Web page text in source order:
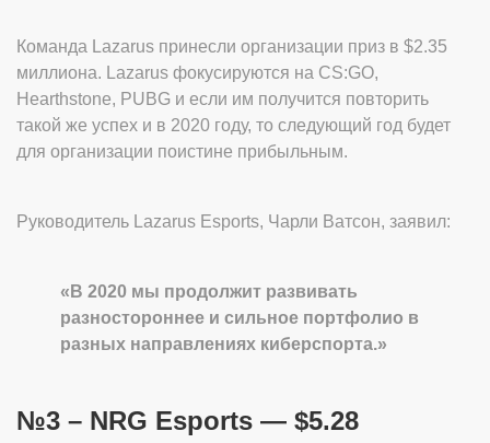
Команда Lazarus принесли организации приз в $2.35
миллиона. Lazarus фокусируются на CS:GO,
Hearthstone, PUBG и если им получится повторить
такой же успех и в 2020 году, то следующий год будет
для организации поистине прибыльным.
Руководитель Lazarus Esports, Чарли Ватсон, заявил:
«В 2020 мы продолжит развивать
разностороннее и сильное портфолио в
разных направлениях киберспорта.»
№3 – NRG Esports — $5.28